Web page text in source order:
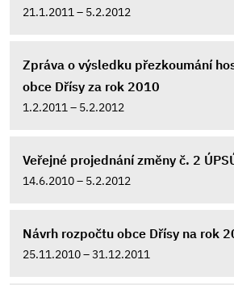
21.1.2011 – 5.2.2012
Zpráva o výsledku přezkoumání
obce Dřísy za rok 2010
1.2.2011 – 5.2.2012
Veřejné projednání změny č. 2
14.6.2010 – 5.2.2012
Návrh rozpočtu obce Dřísy na rok
25.11.2010 – 31.12.2011